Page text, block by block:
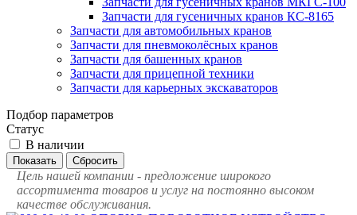
Запчасти для гусеничных кранов КС-8165
Запчасти для автомобильных кранов
Запчасти для пневмоколёсных кранов
Запчасти для башенных кранов
Запчасти для прицепной техники
Запчасти для карьерных экскаваторов
Подбор параметров
Статус
В наличии
Цель нашей компании - предложение широкого
ассортимента товаров и услуг на постоянно высоком
качестве обслуживания.